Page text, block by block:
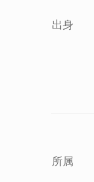
出身
所属